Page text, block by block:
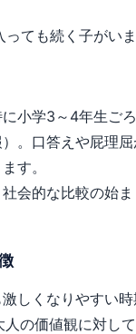
ても続く子がい
小学3～4年生ご
。口答えや屁理
す。
会的な比較の始
しくなりやすい
人の価値観に対し